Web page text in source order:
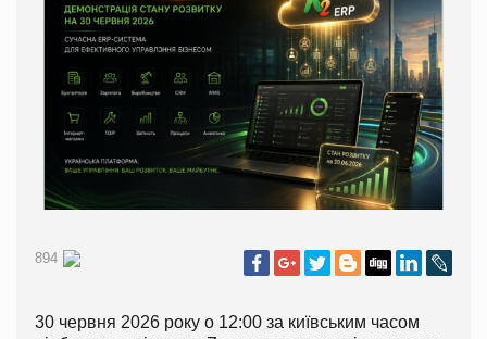
894
30 червня 2026 року о 12:00 за київським часом